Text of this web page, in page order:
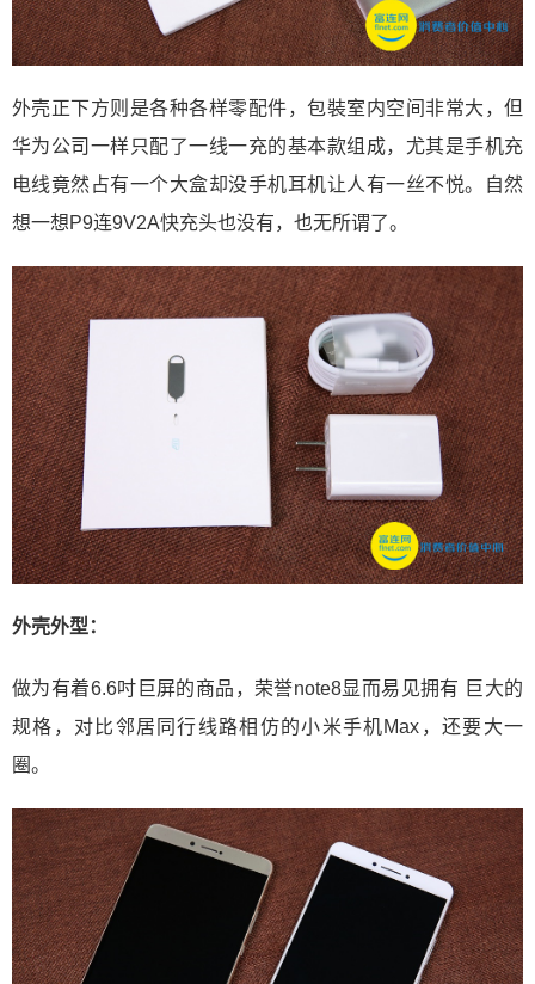
外壳正下方则是各种各样零配件，包裝室内空间非常大，但
华为公司一样只配了一线一充的基本款组成，尤其是手机充
电线竟然占有一个大盒却没手机耳机让人有一丝不悦。自然
想一想P9连9V2A快充头也没有，也无所谓了。
外壳外型：
做为有着6.6吋巨屏的商品，荣誉note8显而易见拥有 巨大的
规格，对比邻居同行线路相仿的小米手机Max，还要大一
圈。